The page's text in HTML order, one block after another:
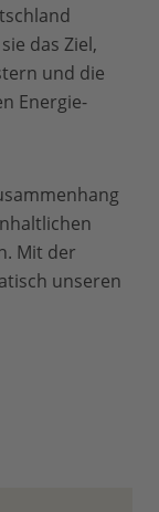
das Ziel,
und die
Energie-
Mit der
unseren